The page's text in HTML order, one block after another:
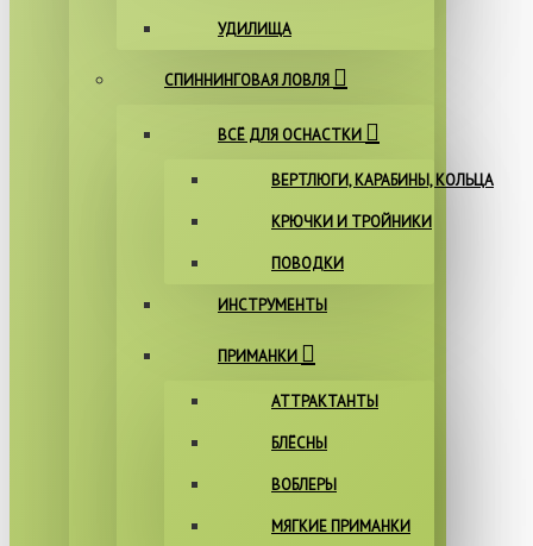
УДИЛИЩА
СПИННИНГОВАЯ ЛОВЛЯ
ВСЁ ДЛЯ ОСНАСТКИ
ВЕРТЛЮГИ, КАРАБИНЫ, КОЛЬЦА
КРЮЧКИ И ТРОЙНИКИ
ПОВОДКИ
ИНСТРУМЕНТЫ
ПРИМАНКИ
АТТРАКТАНТЫ
БЛЁСНЫ
ВОБЛЕРЫ
МЯГКИЕ ПРИМАНКИ